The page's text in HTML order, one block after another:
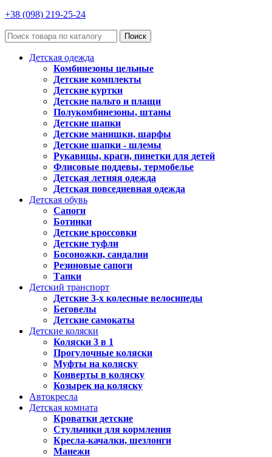
+38 (098) 219-25-24
Поиск
Детская одежда
Комбинезоны цельные
Детские комплекты
Детские куртки
Детские пальто и плащи
Полукомбинезоны, штаны
Детские шапки
Детские манишки, шарфы
Детские шапки - шлемы
Рукавицы, краги, пинетки для детей
Флисовые поддевы, термобелье
Детская летняя одежда
Детская повседневная одежда
Детская обувь
Сапоги
Ботинки
Детские кроссовки
Детские туфли
Босоножки, сандалии
Резиновые сапоги
Тапки
Детский транспорт
Детские 3-х колесные велосипеды
Беговелы
Детские самокаты
Детские коляски
Коляски 3 в 1
Прогулочные коляски
Муфты на коляску
Конверты в коляску
Козырек на коляску
Автокресла
Детская комната
Кроватки детские
Стульчики для кормления
Кресла-качалки, шезлонги
Манежи